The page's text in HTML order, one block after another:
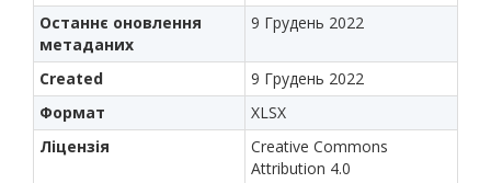
Останнє оновлення
метаданих
9 Грудень 2022
Created
9 Грудень 2022
Формат
XLSX
Ліцензія
Creative Commons
Attribution 4.0